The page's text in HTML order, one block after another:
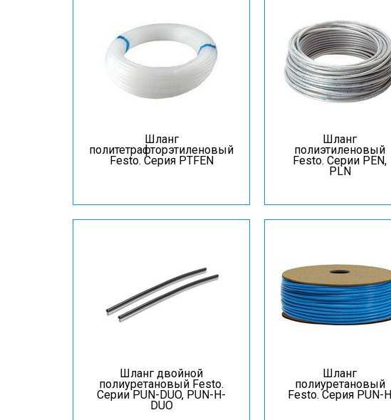
Шланг
политетрафторэтиленовый
Festo. Серия PTFEN
Шланг
полиэтиленовый
Festo. Серии PEN,
PLN
Шланг двойной
полиуретановый Festo.
Серии PUN-DUO, PUN-H-
DUO
Шланг
полиуретановый
Festo. Серия PUN-Н